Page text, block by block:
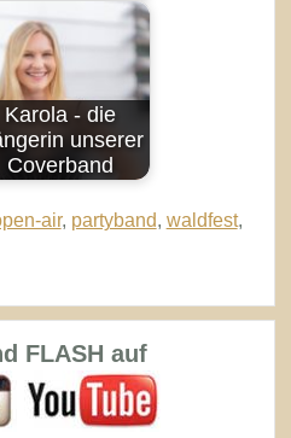
Karola - die
unserer
Coverband
air, partyband, waldfest,
FLASH auf